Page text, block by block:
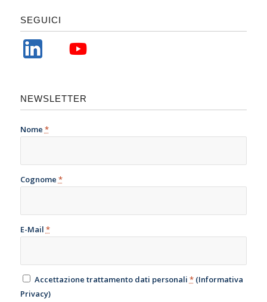
SEGUICI
NEWSLETTER
Nome *
Cognome *
E-Mail *
Accettazione trattamento dati personali *(Informativa
Privacy)